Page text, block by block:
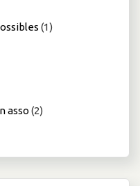
(1)
asso (2)